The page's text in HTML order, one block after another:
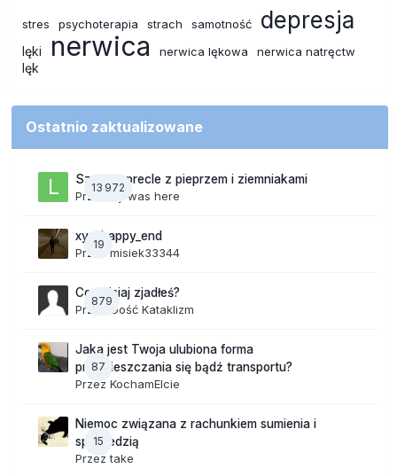
stres psychoterapia strach samotność depresja
lęki nerwica nerwica lękowa nerwica natręctw
lęk
Ostatnio zaktualizowane
13 972
Szalone precle z pieprzem i ziemniakami
Przezlily was here
19
xyz_happy_end
Przez misiek33344
879
Co dzisiaj zjadłeś?
Przez Gość Kataklizm
87
Jaka jest Twoja ulubiona forma
przemieszczania się bądź transportu?
Przez KochamElcie
15
Niemoc związana z rachunkiem sumienia i
spowiedzią
Przeztake